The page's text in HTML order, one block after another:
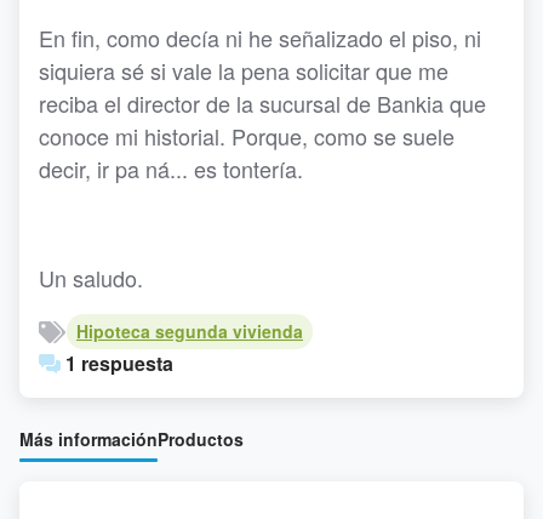
En fin, como decía ni he señalizado el piso, ni
siquiera sé si vale la pena solicitar que me
reciba el director de la sucursal de Bankia que
conoce mi historial. Porque, como se suele
decir, ir pa ná... es tontería.
Un saludo.
Hipoteca segunda vivienda
1 respuesta
Más informaciónProductos